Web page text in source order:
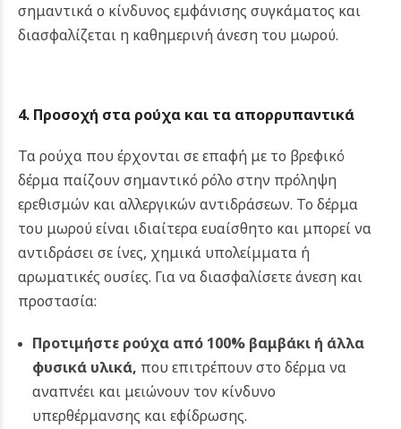
σημαντικά ο κίνδυνος εμφάνισης συγκάματος και
διασφαλίζεται η καθημερινή άνεση του μωρού.
4. Προσοχή στα ρούχα και τα απορρυπαντικά
Τα ρούχα που έρχονται σε επαφή με το βρεφικό
δέρμα παίζουν σημαντικό ρόλο στην πρόληψη
ερεθισμών και αλλεργικών αντιδράσεων. Το δέρμα
του μωρού είναι ιδιαίτερα ευαίσθητο και μπορεί να
αντιδράσει σε ίνες, χημικά υπολείμματα ή
αρωματικές ουσίες. Για να διασφαλίσετε άνεση και
προστασία:
Προτιμήστε ρούχα από 100% βαμβάκι ή άλλα
φυσικά υλικά, που επιτρέπουν στο δέρμα να
αναπνέει και μειώνουν τον κίνδυνο
υπερθέρμανσης και εφίδρωσης.